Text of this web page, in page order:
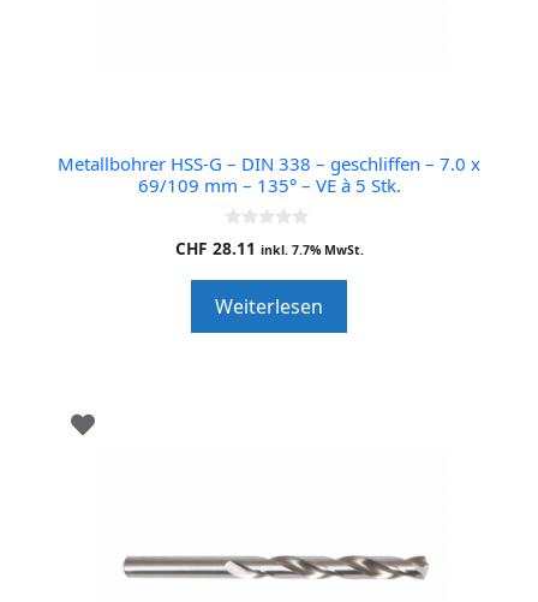
Metallbohrer HSS-G – DIN 338 – geschliffen – 7.0 x
69/109 mm – 135° – VE à 5 Stk.
0
o
o
f
5
CHF 28.11 inkl. 7.7% MwSt.
Weiterlesen